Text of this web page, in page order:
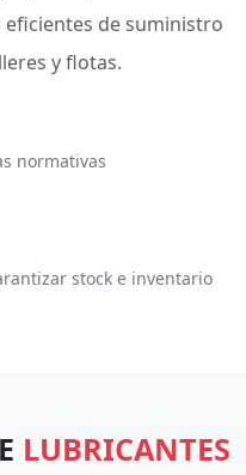
de suministro
y flotas.
normativas
stock e inventario
LUBRICANTES